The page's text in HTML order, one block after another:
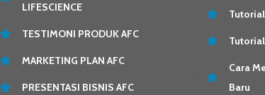
LIFESCIENCE
TESTIMONI PRODUK AFC
MARKETING PLAN AFC
PRESENTASI BISNIS AFC
Cara
Baru